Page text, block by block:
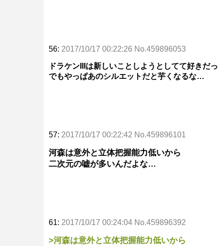
56: 2017/10/17 00:22:26 No.459896053
ドラケンIIIは新しいことしようとしてて好きだ
でもやっぱあのシルエットだと芋くなるな…
57: 2017/10/17 00:22:42 No.459896101
河森は意外と立体把握能力低いから
二次元の嘘が多いんだよな…
61: 2017/10/17 00:24:04 No.459896392
>河森は意外と立体把握能力低いから